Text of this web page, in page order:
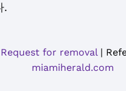
.
Request for removal|
miamiherald.com